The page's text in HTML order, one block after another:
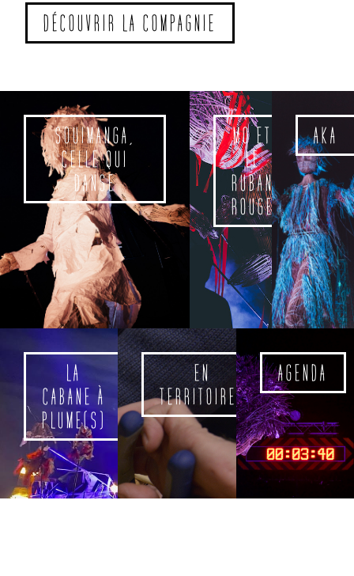
DÉCOUVRIR LA COMPAGNIE
SOUIMANGA,
CELLE QUI
DANSE
MO ET
LE
RUBAN
ROUGE
AKA
LA
CABANE À
PLUME(S)
EN
TERRITOIRES
AGENDA